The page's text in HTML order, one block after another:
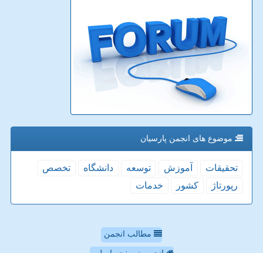
موضوع های انجمن پارسیان
تحقیقات آموزش توسعه دانشگاه
تخصص
رپورتاژ
كشور خدمات
مطالب انجمن